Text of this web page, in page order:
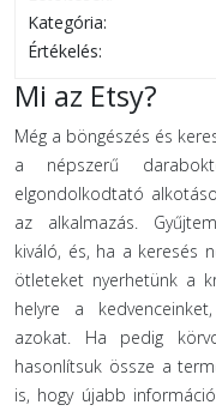
Kategória:
Értékelés:
Mi az Etsy?
Még a böngészés és
a népszerű
elgondolkodtató
az alkalmazás.
kiváló, és, ha a keresés
ötleteket nyerhetünk a
helyre a
azokat. Ha pedig
hasonlítsuk össze a
is, hogy újabb